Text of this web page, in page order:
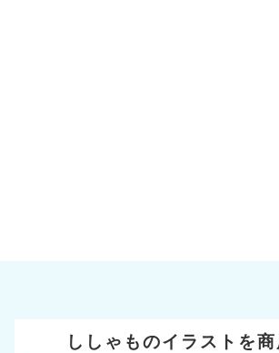
ししゃものイラストを商